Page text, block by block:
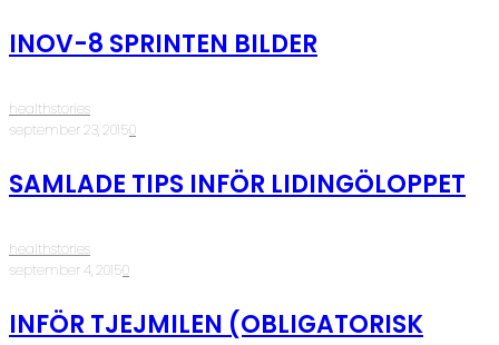
INOV-8 SPRINTEN BILDER
healthstories
·september 23, 2015·0
SAMLADE TIPS INFÖR LIDINGÖLOPPET
healthstories
·september 4, 2015·0
INFÖR TJEJMILEN (OBLIGATORISK